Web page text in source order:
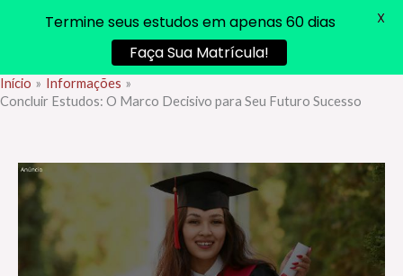
Ir
para
Início
Informações
Concluir Estudos: O Marco Decisivo para Seu Futuro Sucesso
Termine seus estudos em apenas 60 dias
Faça Sua Matrícula!
X